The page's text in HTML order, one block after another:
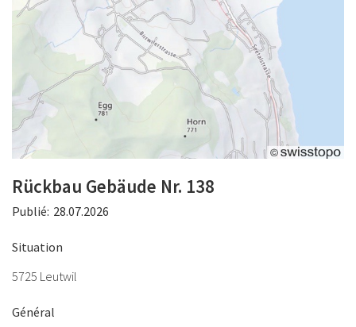
Rückbau Gebäude Nr. 138
Publié: 28.07.2026
Situation
5725 Leutwil
Général